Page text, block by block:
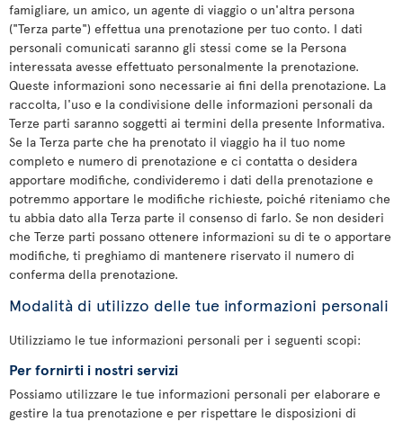
famigliare, un amico, un agente di viaggio o un'altra persona
("Terza parte") effettua una prenotazione per tuo conto. I dati
personali comunicati saranno gli stessi come se la Persona
interessata avesse effettuato personalmente la prenotazione.
Queste informazioni sono necessarie ai fini della prenotazione. La
raccolta, l'uso e la condivisione delle informazioni personali da
Terze parti saranno soggetti ai termini della presente Informativa.
Se la Terza parte che ha prenotato il viaggio ha il tuo nome
completo e numero di prenotazione e ci contatta o desidera
apportare modifiche, condivideremo i dati della prenotazione e
potremmo apportare le modifiche richieste, poiché riteniamo che
tu abbia dato alla Terza parte il consenso di farlo. Se non desideri
che Terze parti possano ottenere informazioni su di te o apportare
modifiche, ti preghiamo di mantenere riservato il numero di
conferma della prenotazione.
Modalità di utilizzo delle tue informazioni personali
Utilizziamo le tue informazioni personali per i seguenti scopi:
Per fornirti i nostri servizi
Possiamo utilizzare le tue informazioni personali per elaborare e
gestire la tua prenotazione e per rispettare le disposizioni di